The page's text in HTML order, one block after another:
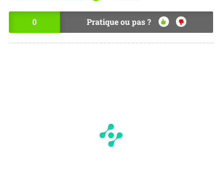
0 Pratique ou pas ?
OU
I
NO